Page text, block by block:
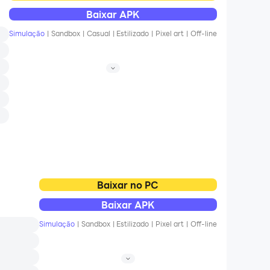
Baixar APK
Simulação | Sandbox | Casual | Estilizado | Pixel art | Off-line
Baixar no PC
Baixar APK
Simulação | Sandbox | Estilizado | Pixel art | Off-line